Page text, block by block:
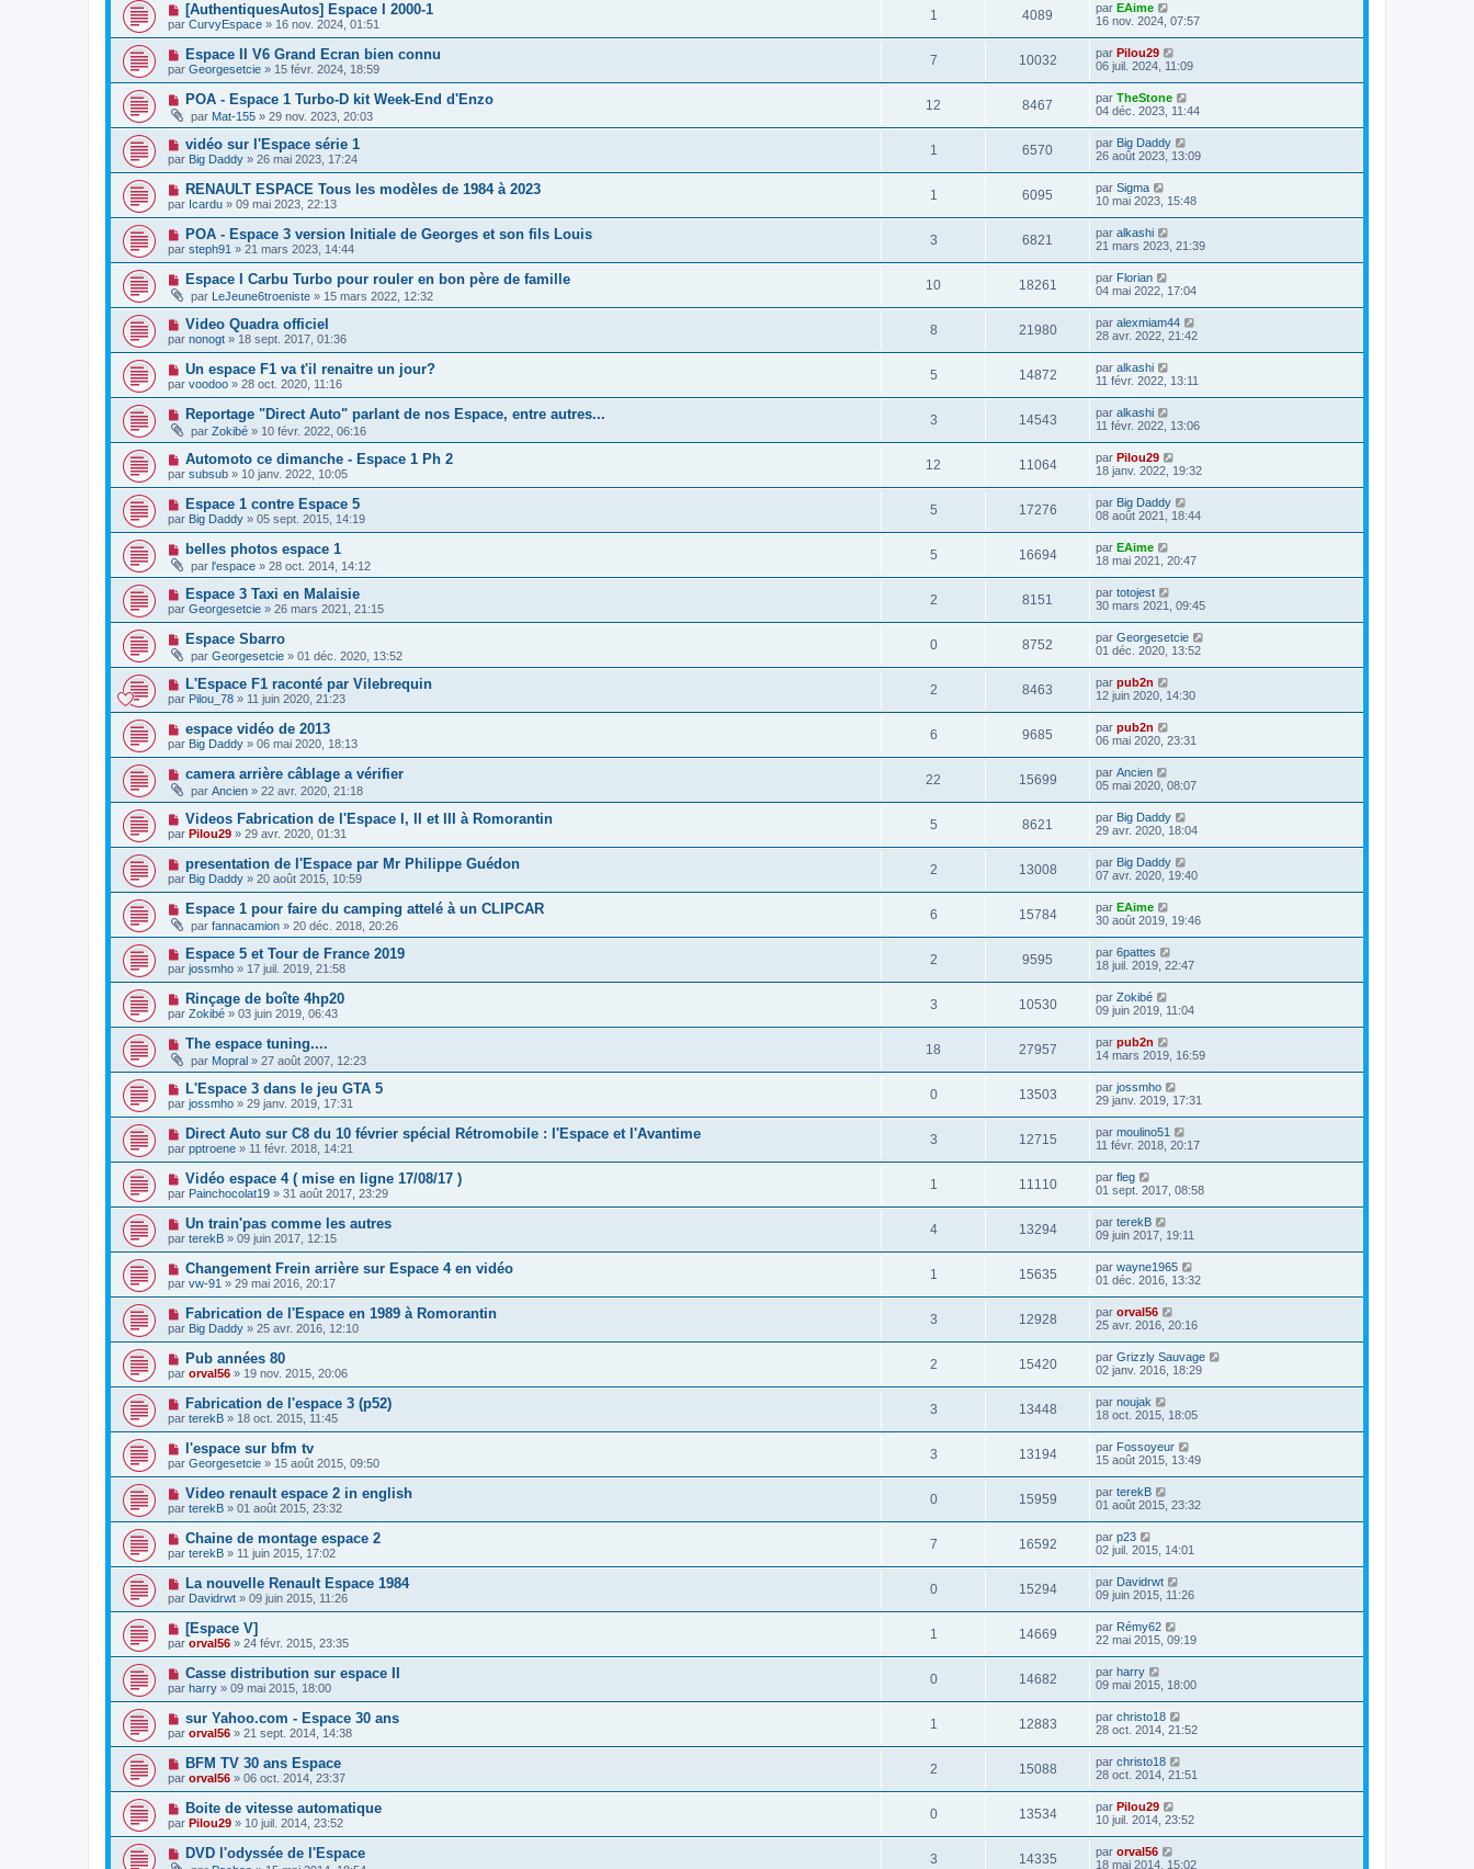
[AuthentiquesAutos] Espace I 2000-1
par CurvyEspace » 16 nov. 2024, 01:51
1 4089 par EAime
16 nov. 2024, 07:57
Espace II V6 Grand Ecran bien connu
par Georgesetcie » 15 févr. 2024, 18:59
7 10032 par Pilou29
06 juil. 2024, 11:09
POA - Espace 1 Turbo-D kit Week-End d'Enzo
par Mat-155 » 29 nov. 2023, 20:03
12 8467 par TheStone
04 déc. 2023, 11:44
vidéo sur l'Espace série 1
par Big Daddy » 26 mai 2023, 17:24
1 6570 par Big Daddy
26 août 2023, 13:09
RENAULT ESPACE Tous les modèles de 1984 à 2023
par Icardu » 09 mai 2023, 22:13
1 6095 par Sigma
10 mai 2023, 15:48
POA - Espace 3 version Initiale de Georges et son fils Louis
par steph91 » 21 mars 2023, 14:44
3 6821 par alkashi
21 mars 2023, 21:39
Espace I Carbu Turbo pour rouler en bon père de famille
par LeJeune6troeniste » 15 mars 2022, 12:32
10 18261 par Florian
04 mai 2022, 17:04
Video Quadra officiel
par nonogt » 18 sept. 2017, 01:36
8 21980 par alexmiam44
28 avr. 2022, 21:42
Un espace F1 va t'il renaitre un jour?
par voodoo » 28 oct. 2020, 11:16
5 14872 par alkashi
11 févr. 2022, 13:11
Reportage "Direct Auto" parlant de nos Espace, entre autres...
par Zokibé » 10 févr. 2022, 06:16
3 14543 par alkashi
11 févr. 2022, 13:06
Automoto ce dimanche - Espace 1 Ph 2
par subsub » 10 janv. 2022, 10:05
12 11064 par Pilou29
18 janv. 2022, 19:32
Espace 1 contre Espace 5
par Big Daddy » 05 sept. 2015, 14:19
5 17276 par Big Daddy
08 août 2021, 18:44
belles photos espace 1
par l'espace » 28 oct. 2014, 14:12
5 16694 par EAime
18 mai 2021, 20:47
Espace 3 Taxi en Malaisie
par Georgesetcie » 26 mars 2021, 21:15
2 8151 par totojest
30 mars 2021, 09:45
Espace Sbarro
par Georgesetcie » 01 déc. 2020, 13:52
0 8752 par Georgesetcie
01 déc. 2020, 13:52
L'Espace F1 raconté par Vilebrequin
par Pilou_78 » 11 juin 2020, 21:23
2 8463 par pub2n
12 juin 2020, 14:30
espace vidéo de 2013
par Big Daddy » 06 mai 2020, 18:13
6 9685 par pub2n
06 mai 2020, 23:31
camera arrière câblage a vérifier
par Ancien » 22 avr. 2020, 21:18
22 15699 par Ancien
05 mai 2020, 08:07
Videos Fabrication de l'Espace I, II et III à Romorantin
par Pilou29 » 29 avr. 2020, 01:31
5 8621 par Big Daddy
29 avr. 2020, 18:04
presentation de l'Espace par Mr Philippe Guédon
par Big Daddy » 20 août 2015, 10:59
2 13008 par Big Daddy
07 avr. 2020, 19:40
Espace 1 pour faire du camping attelé à un CLIPCAR
par fannacamion » 20 déc. 2018, 20:26
6 15784 par EAime
30 août 2019, 19:46
Espace 5 et Tour de France 2019
par jossmho » 17 juil. 2019, 21:58
2 9595 par 6pattes
18 juil. 2019, 22:47
Rinçage de boîte 4hp20
par Zokibé » 03 juin 2019, 06:43
3 10530 par Zokibé
09 juin 2019, 11:04
The espace tuning....
par Mopral » 27 août 2007, 12:23
18 27957 par pub2n
14 mars 2019, 16:59
L'Espace 3 dans le jeu GTA 5
par jossmho » 29 janv. 2019, 17:31
0 13503 par jossmho
29 janv. 2019, 17:31
Direct Auto sur C8 du 10 février spécial Rétromobile : l'Espace et l'Avantime
par pptroene » 11 févr. 2018, 14:21
3 12715 par moulino51
11 févr. 2018, 20:17
Vidéo espace 4 ( mise en ligne 17/08/17 )
par Painchocolat19 » 31 août 2017, 23:29
1 11110 par fleg
01 sept. 2017, 08:58
Un train'pas comme les autres
par terekB » 09 juin 2017, 12:15
4 13294 par terekB
09 juin 2017, 19:11
Changement Frein arrière sur Espace 4 en vidéo
par vw-91 » 29 mai 2016, 20:17
1 15635 par wayne1965
01 déc. 2016, 13:32
Fabrication de l'Espace en 1989 à Romorantin
par Big Daddy » 25 avr. 2016, 12:10
3 12928 par orval56
25 avr. 2016, 20:16
Pub années 80
par orval56 » 19 nov. 2015, 20:06
2 15420 par Grizzly Sauvage
02 janv. 2016, 18:29
Fabrication de l'espace 3 (p52)
par terekB » 18 oct. 2015, 11:45
3 13448 par noujak
18 oct. 2015, 18:05
l'espace sur bfm tv
par Georgesetcie » 15 août 2015, 09:50
3 13194 par Fossoyeur
15 août 2015, 13:49
Video renault espace 2 in english
par terekB » 01 août 2015, 23:32
0 15959 par terekB
01 août 2015, 23:32
Chaine de montage espace 2
par terekB » 11 juin 2015, 17:02
7 16592 par p23
02 juil. 2015, 14:01
La nouvelle Renault Espace 1984
par Davidrwt » 09 juin 2015, 11:26
0 15294 par Davidrwt
09 juin 2015, 11:26
[Espace V]
par orval56 » 24 févr. 2015, 23:35
1 14669 par Rémy62
22 mai 2015, 09:19
Casse distribution sur espace II
par harry » 09 mai 2015, 18:00
0 14682 par harry
09 mai 2015, 18:00
sur Yahoo.com - Espace 30 ans
par orval56 » 21 sept. 2014, 14:38
1 12883 par christo18
28 oct. 2014, 21:52
BFM TV 30 ans Espace
par orval56 » 06 oct. 2014, 23:37
2 15088 par christo18
28 oct. 2014, 21:51
Boite de vitesse automatique
par Pilou29 » 10 juil. 2014, 23:52
0 13534 par Pilou29
10 juil. 2014, 23:52
DVD l'odyssée de l'Espace 3 14335 par orval56
18 mai 2014, 15:02